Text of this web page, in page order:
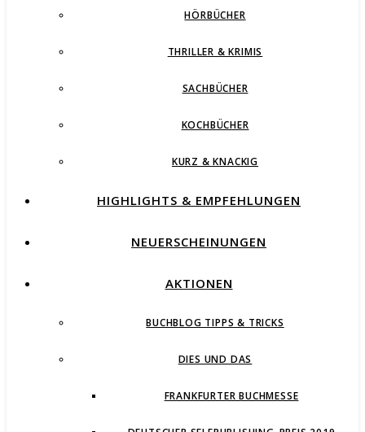
HÖRBÜCHER
THRILLER & KRIMIS
SACHBÜCHER
KOCHBÜCHER
KURZ & KNACKIG
HIGHLIGHTS & EMPFEHLUNGEN
NEUERSCHEINUNGEN
AKTIONEN
BUCHBLOG TIPPS & TRICKS
DIES UND DAS
FRANKFURTER BUCHMESSE